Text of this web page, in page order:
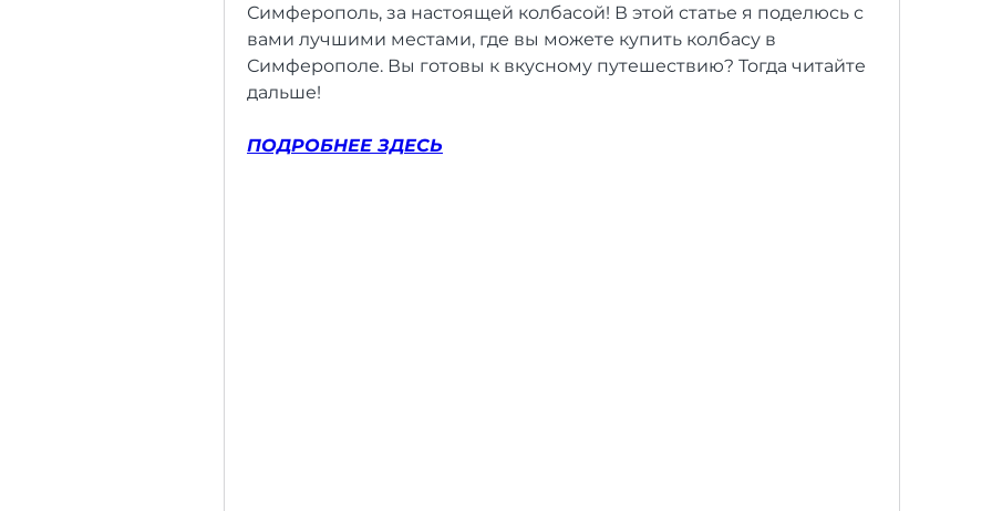
Симферополь, за настоящей колбасой! В этой статье я поделюсь с
вами лучшими местами, где вы можете купить колбасу в
Симферополе. Вы готовы к вкусному путешествию? Тогда читайте
дальше!
ПОДРОБНЕЕ ЗДЕСЬ